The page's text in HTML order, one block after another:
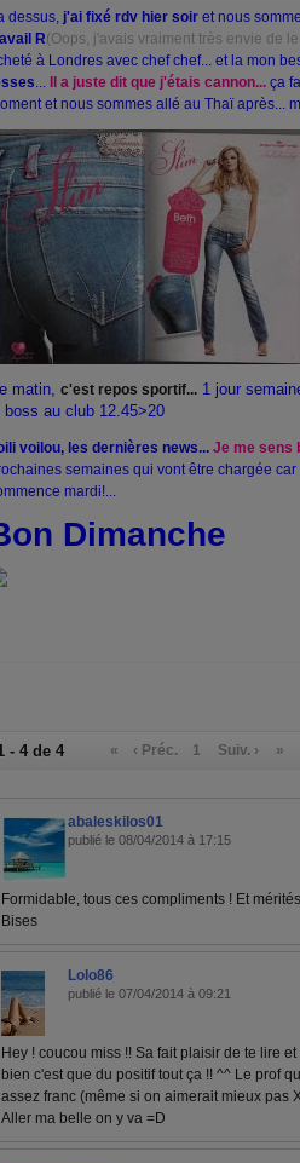
dessus, j'ai fixé rdv hier soir et nous
R(Oops, j'avais vraiment très envie de
à Londres avec chef chef... et la mon
... Il a juste dit que j'étais cannon... ça
et nous sommes allé au Thaï après...
matin, c'est repos sportif... 1 jour
boss au club 12.45>20
voilou, les dernières news... Je me sens
semaines qui vont être chargée car
mardi!...
Dimanche
- 4 de 4 « ‹ Préc. 1 Suiv. › »
abaleskilos01
publié le 08/04/2014 à 17:15
Formidable, tous ces compliments ! Et
Bises
Lolo86
publié le 07/04/2014 à 09:21
Hey ! coucou miss !! Sa fait plaisir de te lire
bien c'est que du positif tout ça !! ^^ Le prof
assez franc (même si on aimerait mieux pas
Aller ma belle on y va =D